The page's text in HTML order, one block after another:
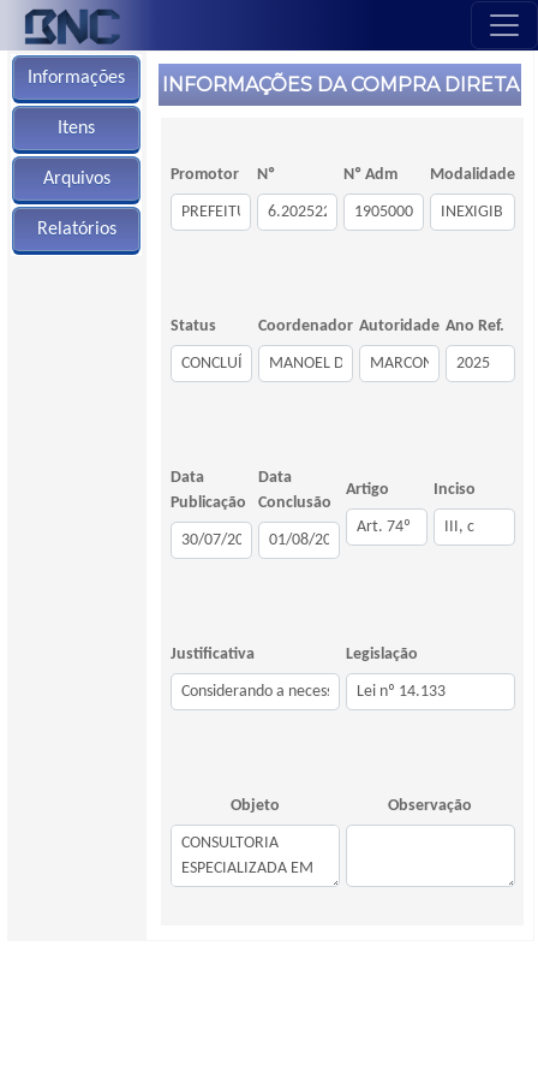
Informações
Itens
Arquivos
Relatórios
INFORMAÇÕES DA COMPRA DIRETA
Promotor Nº Nº Adm Modalidade
Status Coordenador Autoridade Ano Ref.
Data
Publicação
Data
Conclusão
Artigo Inciso
Justificativa Legislação
Objeto Observação